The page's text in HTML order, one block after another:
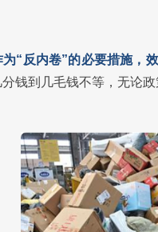
为“反内卷”的必要措施，
钱到几毛钱不等，无论